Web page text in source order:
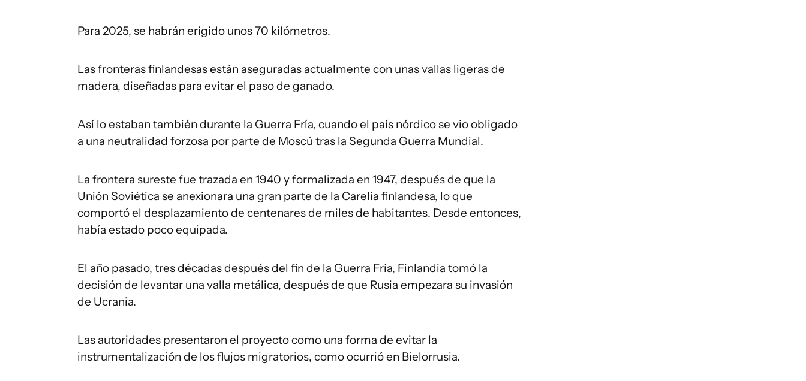
Para 2025, se habrán erigido unos 70 kilómetros.
Las fronteras finlandesas están aseguradas actualmente con unas vallas ligeras de
madera, diseñadas para evitar el paso de ganado.
Así lo estaban también durante la Guerra Fría, cuando el país nórdico se vio obligado
a una neutralidad forzosa por parte de Moscú tras la Segunda Guerra Mundial.
La frontera sureste fue trazada en 1940 y formalizada en 1947, después de que la
Unión Soviética se anexionara una gran parte de la Carelia finlandesa, lo que
comportó el desplazamiento de centenares de miles de habitantes. Desde entonces,
había estado poco equipada.
El año pasado, tres décadas después del fin de la Guerra Fría, Finlandia tomó la
decisión de levantar una valla metálica, después de que Rusia empezara su invasión
de Ucrania.
Las autoridades presentaron el proyecto como una forma de evitar la
instrumentalización de los flujos migratorios, como ocurrió en Bielorrusia.